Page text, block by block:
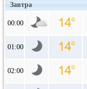
Завтра
00:00
01:00
02:00